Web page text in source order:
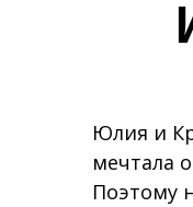
Юлия и
мечтала
Поэтому